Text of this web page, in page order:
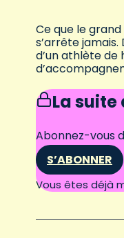
Ce que le
s’arrête
d’un athlète de
La
Abonnez-vous
S’ABONNER
Vous êtes déjà